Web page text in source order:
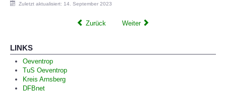
Zuletzt aktualisiert: 14. September 2023
Zurück Weiter
LINKS
Oeventrop
TuS Oeventrop
Kreis Arnsberg
DFBnet